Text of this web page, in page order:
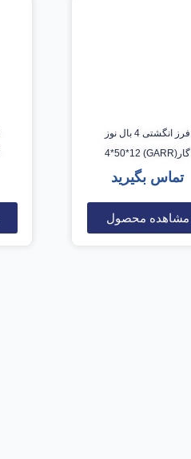
فرز انگشتی 4 بال نوز
گار(GARR) 4*50*12
تماس بگیرید
مشاهده محصول